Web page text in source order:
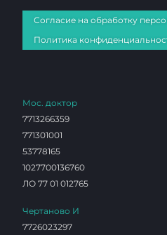
Согласие на обработку
Политика
Мос. доктор
7713266359
771301001
53778165
1027700136760
ЛО 77 01 012765
Чертаново И
7726023297